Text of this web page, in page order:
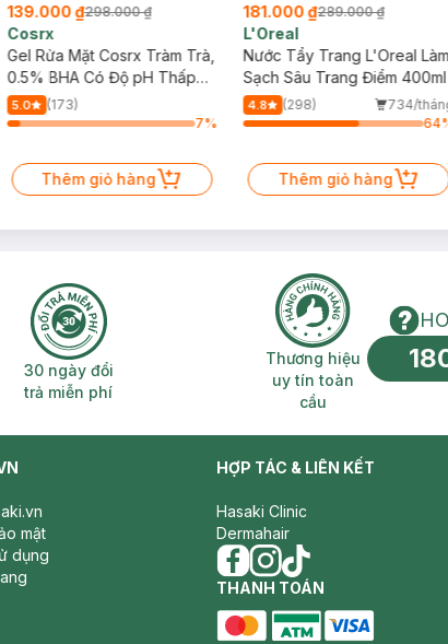
139.000 ₫298.000 ₫
Cosrx
Gel Rửa Mặt Cosrx Tràm Trà,
0.5% BHA Có Độ pH Thấp
150ml
5.0
(173)
7%
Thêm giỏ hàng
181.000 ₫289.000 ₫
L'Oreal
Nước Tẩy Trang L'Oreal
Sạch Sâu Trang Điểm 400ml
4.8 (298)
734/
64
Thêm giỏ hàng
30 ngày đổi trả miễn phí
30 ngày đổi
trả miễn phí
Thương hiệu
Thương hiệu
uy tín toàn
cầu
mật
dụng
HỢP TÁC & LIÊN KẾT
Hasaki Clinic
Dermahair
facebook
instagram
tiktok
THANH TOÁN